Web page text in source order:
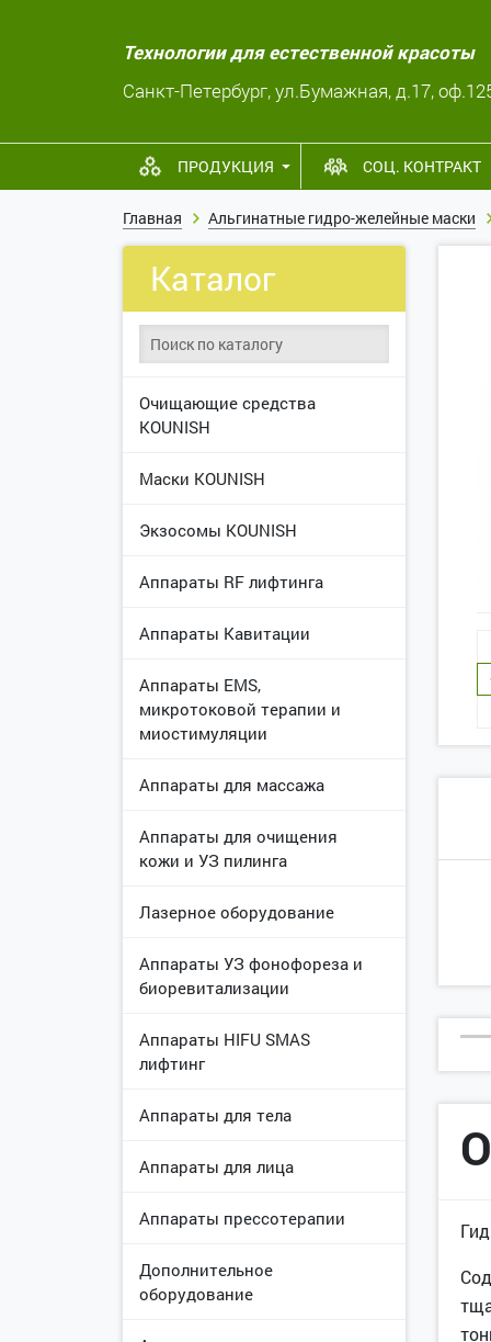
Технологии для естественной красоты
Санкт-Петербург, ул.Бумажная, д.17,
ПРОДУКЦИЯ СОЦ. КОНТРАКТ
Главная Альгинатные гидро-желейные маски
Каталог
Очищающие средства
KOUNISH
Маски KOUNISH
Экзосомы KOUNISH
Аппараты RF лифтинга
Аппараты Кавитации
Аппараты EMS,
микротоковой терапии и
миостимуляции
Аппараты для массажа
Аппараты для очищения
кожи и УЗ пилинга
Лазерное оборудование
Аппараты УЗ фонофореза и
биоревитализации
Аппараты HIFU SMAS
лифтинг
Аппараты для тела
Аппараты для лица
Аппараты прессотерапии
Дополнительное
оборудование